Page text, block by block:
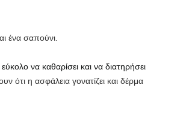
ένα σαπούνι.
να καθαρίσει και να διατηρήσει
ότι η ασφάλεια γονατίζει και δέρμα